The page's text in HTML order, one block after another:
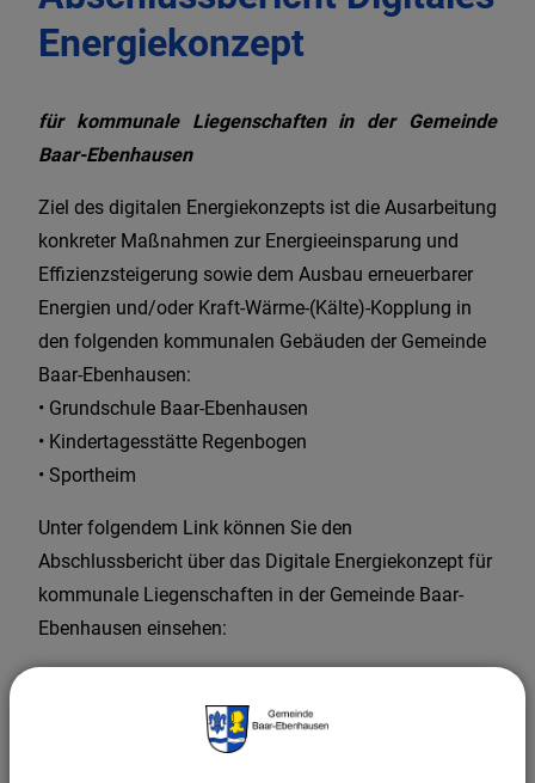
WIR IN BAAR-
Energiekonzept
für kommunale Liegenschaften in der Gemeinde
Baar-Ebenhausen
Ziel des digitalen Energiekonzepts ist die Ausarbeitung
konkreter Maßnahmen zur Energieeinsparung und
Effizienzsteigerung sowie dem Ausbau erneuerbarer
Energien und/oder Kraft-Wärme-(Kälte)-Kopplung in
den folgenden kommunalen Gebäuden der Gemeinde
Baar-Ebenhausen:
• Grundschule Baar-Ebenhausen
• Kindertagesstätte Regenbogen
• Sportheim
Unter folgendem Link können Sie den
Abschlussbericht über das Digitale Energiekonzept für
kommunale Liegenschaften in der Gemeinde Baar-
Ebenhausen einsehen:
kommunale Liegenschaften in der Gemeinde Baar-